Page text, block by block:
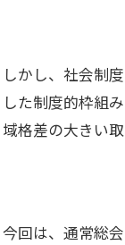
しかし、社会制
した制度的枠組
域格差の大きい
今回は、通常総